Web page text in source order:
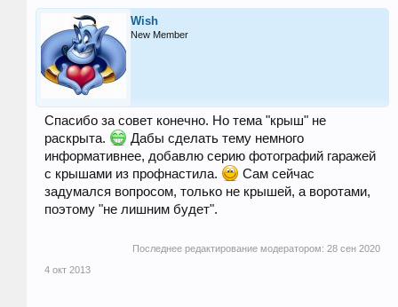
Wish
New Member
Спасибо за совет конечно. Но тема "крыш" не
раскрыта.
Дабы сделать тему немного
информативнее, добавлю серию фотографий гаражей
с крышами из профнастила.
Сам сейчас
задумался вопросом, только не крышей, а воротами,
поэтому "не лишним будет".
Последнее редактирование модератором: 28 сен 2020
4 окт 2013